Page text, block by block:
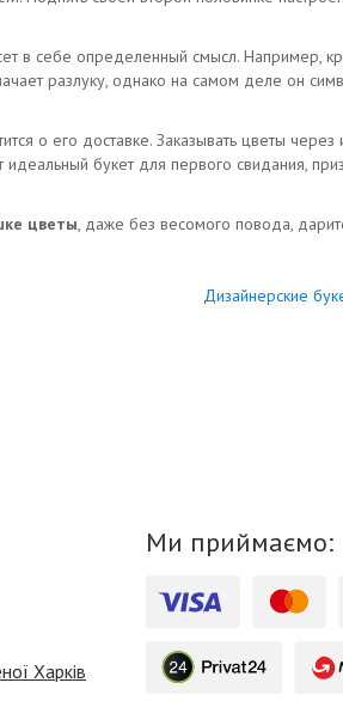
в себе определенный смысл. Например,
разлуку, однако на самом деле он
о его доставке. Заказывать цветы через
букет для первого свидания,
цветы, даже без весомого повода,
Дизайнерские
Харків
Ми приймаємо: